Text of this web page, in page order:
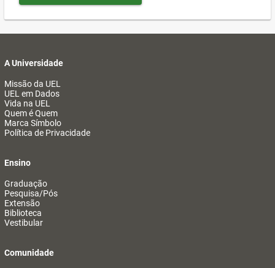
A Universidade
Missão da UEL
UEL em Dados
Vida na UEL
Quem é Quem
Marca Símbolo
Política de Privacidade
Ensino
Graduação
Pesquisa/Pós
Extensão
Biblioteca
Vestibular
Comunidade